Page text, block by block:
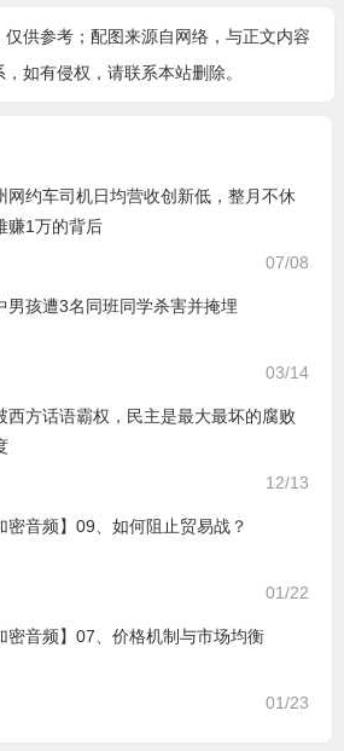
仅供参考；配图来源自网络，与正文内容
，如有侵权，请联系本站删除。
网约车司机日均营收创新低，整月不休
赚1万的背后
07/08
男孩遭3名同班同学杀害并掩埋
03/14
西方话语霸权，民主是最大最坏的腐败
12/13
密音频】09、如何阻止贸易战？
01/22
密音频】07、价格机制与市场均衡
01/23